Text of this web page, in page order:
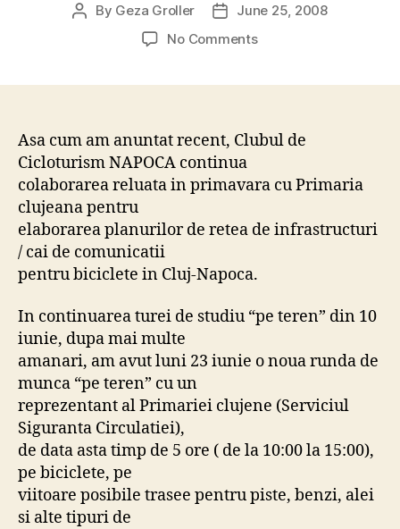
Post
By Geza Groller
PostJune 25, 2008
No Commentson
in
in
Asa cum am anuntat recent, Clubul de
Cicloturism NAPOCA continua
colaborarea reluata in primavara cu Primaria
clujeana pentru
elaborarea planurilor de retea de infrastructuri
/ cai de comunicatii
pentru biciclete in Cluj-Napoca.
In continuarea turei de studiu “pe teren” din 10
iunie, dupa mai multe
amanari, am avut luni 23 iunie o noua runda de
munca “pe teren” cu un
reprezentant al Primariei clujene (Serviciul
Siguranta Circulatiei),
de data asta timp de 5 ore ( de la 10:00 la 15:00),
pe biciclete, pe
viitoare posibile trasee pentru piste, benzi, alei
si alte tipuri de